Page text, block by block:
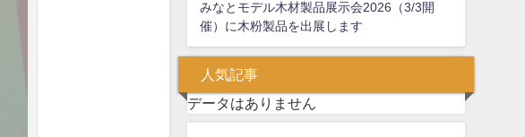
みなとモデル木材製品展示会2026（3/3開
催）に木粉製品を出展します
人気記事
データはありません